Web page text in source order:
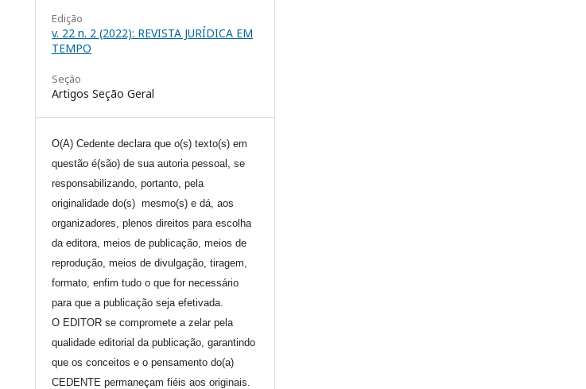
Edição
v. 22 n. 2 (2022): REVISTA JURÍDICA EM
TEMPO
Seção
Artigos Seção Geral
O(A) Cedente declara que o(s) texto(s) em
questão é(são) de sua autoria pessoal, se
responsabilizando, portanto, pela
originalidade do(s) mesmo(s) e dá, aos
organizadores, plenos direitos para escolha
da editora, meios de publicação, meios de
reprodução, meios de divulgação, tiragem,
formato, enfim tudo o que for necessário
para que a publicação seja efetivada.
O EDITOR se compromete a zelar pela
qualidade editorial da publicação, garantindo
que os conceitos e o pensamento do(a)
CEDENTE permaneçam fiéis aos originais.